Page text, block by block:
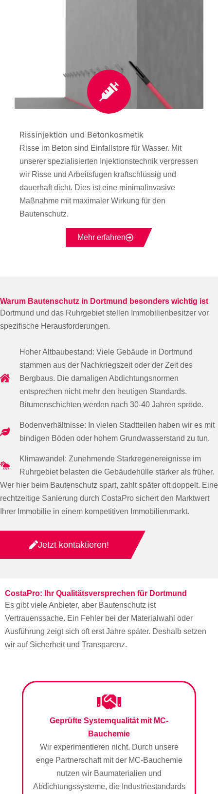
Rissinjektion und Betonkosmetik
Risse im Beton sind Einfallstore für Wasser. Mit
unserer spezialisierten Injektionstechnik verpressen
wir Risse und Arbeitsfugen kraftschlüssig und
dauerhaft dicht. Dies ist eine minimalinvasive
Maßnahme mit maximaler Wirkung für den
Bautenschutz.
Mehr erfahren
Warum Bautenschutz in Dortmund besonders wichtig ist
Dortmund und das Ruhrgebiet stellen Immobilienbesitzer vor
spezifische Herausforderungen.
Hoher Altbaubestand: Viele Gebäude in Dortmund
stammen aus der Nachkriegszeit oder der Zeit des
Bergbaus. Die damaligen Abdichtungsnormen
entsprechen nicht mehr den heutigen Standards.
Bitumenschichten werden nach 30-40 Jahren spröde.
Bodenverhältnisse: In vielen Stadtteilen haben wir es mit
bindigen Böden oder hohem Grundwasserstand zu tun.
Klimawandel: Zunehmende Starkregenereignisse im
Ruhrgebiet belasten die Gebäudehülle stärker als früher.
Wer hier beim Bautenschutz spart, zahlt später oft doppelt. Eine
rechtzeitige Sanierung durch CostaPro sichert den Marktwert
Ihrer Immobilie in einem kompetitiven Immobilienmarkt.
Jetzt kontaktieren!
CostaPro: Ihr Qualitätsversprechen für Dortmund
Es gibt viele Anbieter, aber Bautenschutz ist
Vertrauenssache. Ein Fehler bei der Materialwahl oder
Ausführung zeigt sich oft erst Jahre später. Deshalb setzen
wir auf Sicherheit und Transparenz.
Geprüfte Systemqualität mit MC-
Bauchemie
Wir experimentieren nicht. Durch unsere
enge Partnerschaft mit der MC-Bauchemie
nutzen wir Baumaterialien und
Abdichtungssysteme, die Industriestandards